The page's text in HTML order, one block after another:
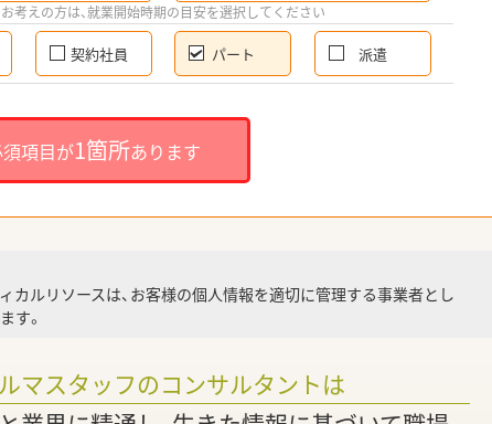
考えの方は、就業開始時期の目安を選択してください
契約社員 パート 派遣
項目が1箇所あります
カルリソースは、お客様の個人情報を適切に管理する事業者とし
す。
マスタッフのコンサルタントは